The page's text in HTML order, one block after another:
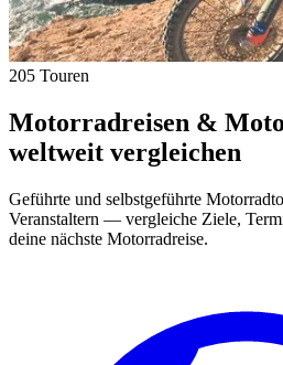
205 Touren
Motorradreisen &
weltweit vergleichen
Geführte und selbstgeführte
Veranstaltern — vergleiche Ziele,
deine nächste Motorradreise.